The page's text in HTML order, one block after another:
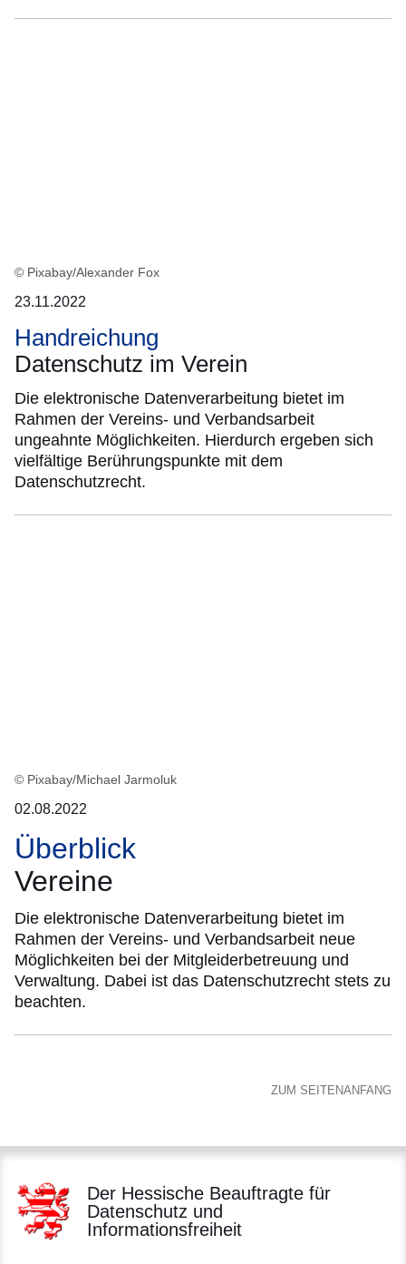
© Pixabay/Alexander Fox
23.11.2022
Handreichung
Datenschutz im Verein
Die elektronische Datenverarbeitung bietet im
Rahmen der Vereins- und Verbandsarbeit
ungeahnte Möglichkeiten. Hierdurch ergeben sich
vielfältige Berührungspunkte mit dem
Datenschutzrecht.
© Pixabay/Michael Jarmoluk
02.08.2022
Überblick
Vereine
Die elektronische Datenverarbeitung bietet im
Rahmen der Vereins- und Verbandsarbeit neue
Möglichkeiten bei der Mitgleiderbetreuung und
Verwaltung. Dabei ist das Datenschutzrecht stets zu
beachten.
ZUM SEITENANFANG
Der Hessische Beauftragte für
Datenschutz und
Informationsfreiheit